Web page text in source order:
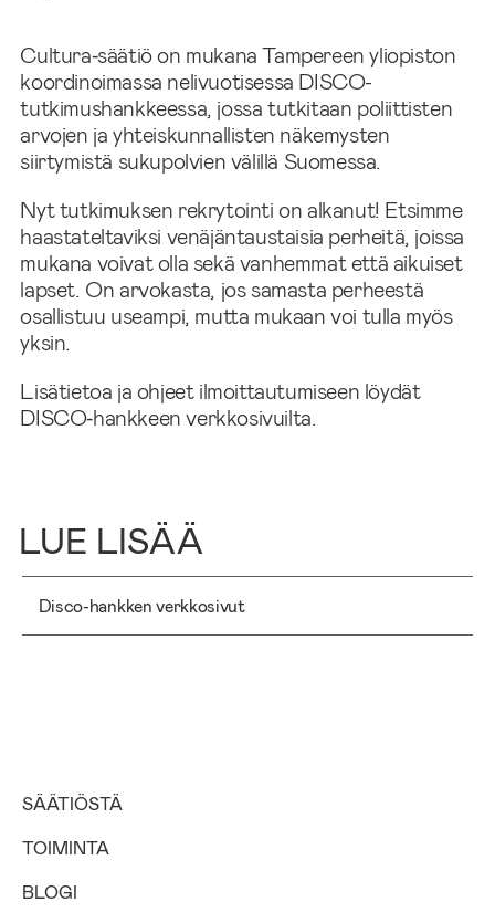
Cultura‑säätiö on mukana Tampereen yliopiston
koordinoimassa nelivuotisessa DISCO-
tutkimushankkeessa, jossa tutkitaan poliittisten
arvojen ja yhteiskunnallisten näkemysten
siirtymistä sukupolvien välillä Suomessa.
Nyt tutkimuksen rekrytointi on alkanut! Etsimme
haastateltaviksi venäjäntaustaisia perheitä, joissa
mukana voivat olla sekä vanhemmat että aikuiset
lapset. On arvokasta, jos samasta perheestä
osallistuu useampi, mutta mukaan voi tulla myös
yksin.
Lisätietoa ja ohjeet ilmoittautumiseen löydät
DISCO‑hankkeen verkkosivuilta.
LUE LISÄÄ
Disco-hankken verkkosivut
SÄÄTIÖSTÄ
TOIMINTA
BLOGI